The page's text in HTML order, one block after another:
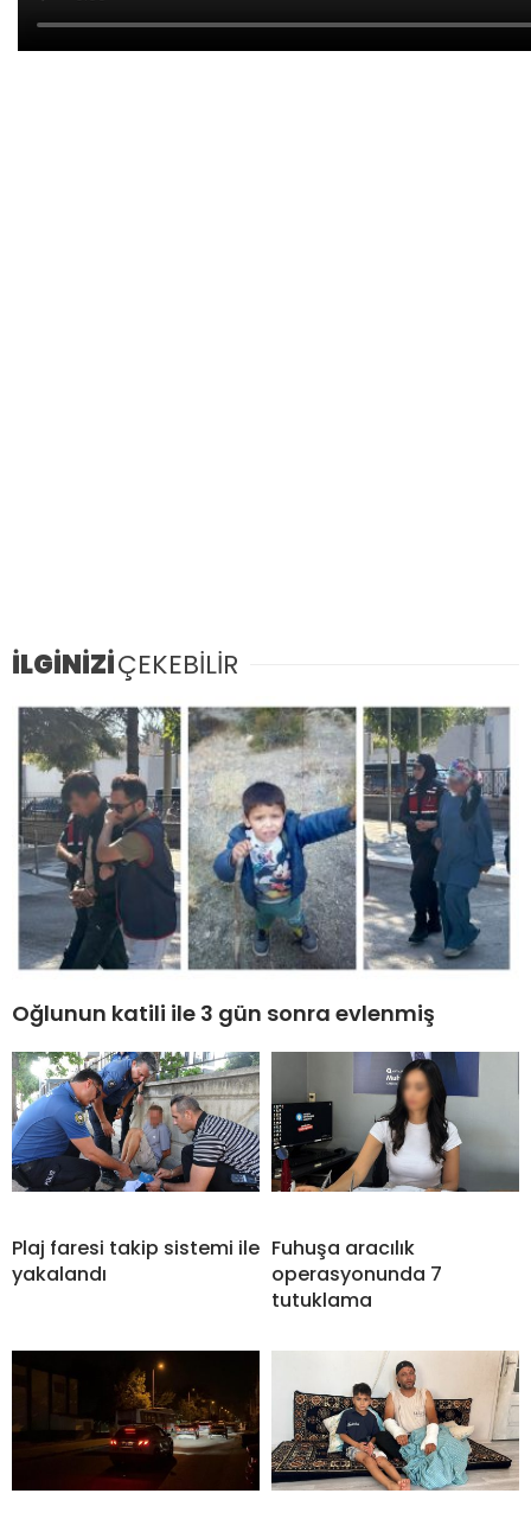
İLGİNİZİÇEKEBİLİR
Oğlunun katili ile 3 gün sonra evlenmiş
Plaj faresi takip sistemi ile
yakalandı
Fuhuşa aracılık
operasyonunda 7
tutuklama